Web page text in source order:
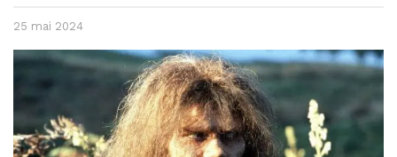
25 mai 2024